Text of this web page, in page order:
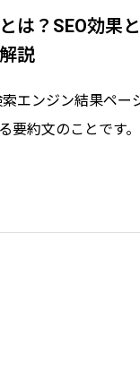
は？SEO効果
説
エンジン結果ペー
要約文のことです